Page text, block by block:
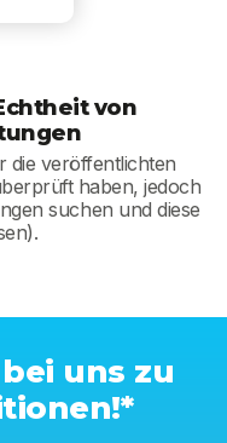
von
die veröffentlichten
haben, jedoch
suchen und diese
uns zu